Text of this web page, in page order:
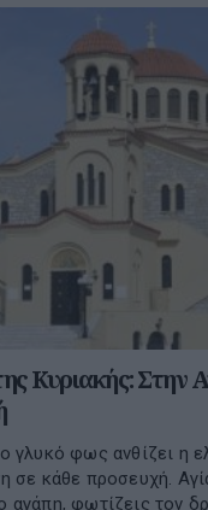
Κυριακής: Στην
γλυκό φως ανθίζει η
σε κάθε προσευχή.
αγάπη, φωτίζεις τον